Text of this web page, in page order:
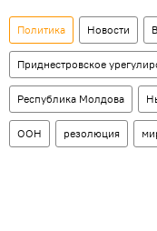
Политика Новости
Приднестровское
Республика Молдова
ООН резолюция